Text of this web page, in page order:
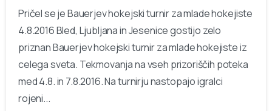
Pričel se je Bauerjev hokejski turnir za mlade hokejiste
4.8.2016 Bled, Ljubljana in Jesenice gostijo zelo
priznan Bauerjev hokejski turnir za mlade hokejiste iz
celega sveta. Tekmovanja na vseh prizoriščih poteka
med 4.8. in 7.8.2016. Na turnirju nastopajo igralci
rojeni...